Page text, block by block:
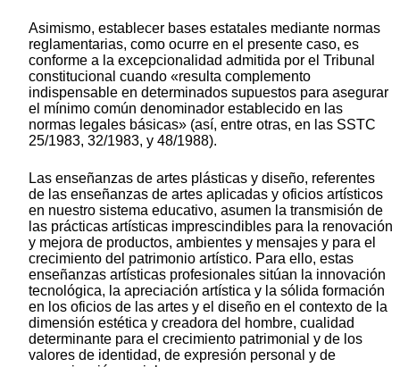
Asimismo, establecer bases estatales mediante normas
reglamentarias, como ocurre en el presente caso, es
conforme a la excepcionalidad admitida por el Tribunal
constitucional cuando «resulta complemento
indispensable en determinados supuestos para asegurar
el mínimo común denominador establecido en las
normas legales básicas» (así, entre otras, en las SSTC
25/1983, 32/1983, y 48/1988).
Las enseñanzas de artes plásticas y diseño, referentes
de las enseñanzas de artes aplicadas y oficios artísticos
en nuestro sistema educativo, asumen la transmisión de
las prácticas artísticas imprescindibles para la renovación
y mejora de productos, ambientes y mensajes y para el
crecimiento del patrimonio artístico. Para ello, estas
enseñanzas artísticas profesionales sitúan la innovación
tecnológica, la apreciación artística y la sólida formación
en los oficios de las artes y el diseño en el contexto de la
dimensión estética y creadora del hombre, cualidad
determinante para el crecimiento patrimonial y de los
valores de identidad, de expresión personal y de